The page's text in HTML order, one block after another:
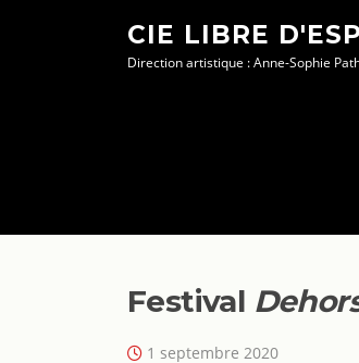
CIE LIBRE
Direction artistique : Anne-Sophie
Festival
1 septembre 2020